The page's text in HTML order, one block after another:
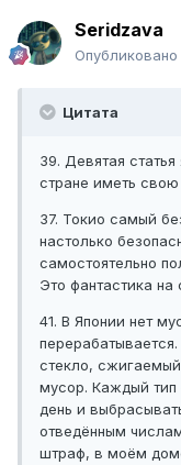
Seridzava
Опубликовано
Цитата
39. Девятая
стране иметь
37. Токио самый
настолько
самостоятельно
Это фантастика
41. В Японии нет
стекло,
мусор. Каждый тип
день и
отведённым
штраф, в моём